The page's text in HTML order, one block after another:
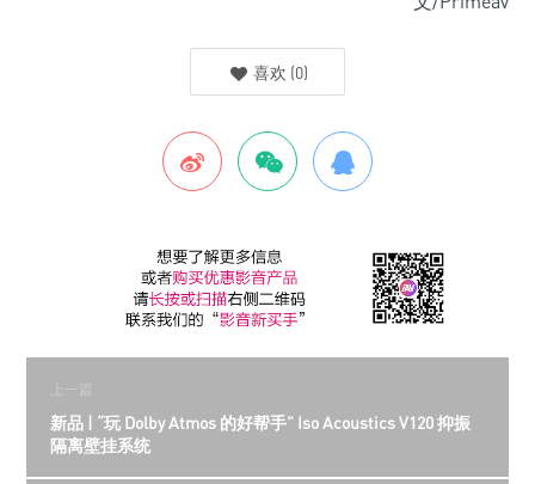
喜欢 (0)
上一篇
新品 | “玩 Dolby Atmos 的好帮手” Iso Acoustics V120 抑振
隔离壁挂系统